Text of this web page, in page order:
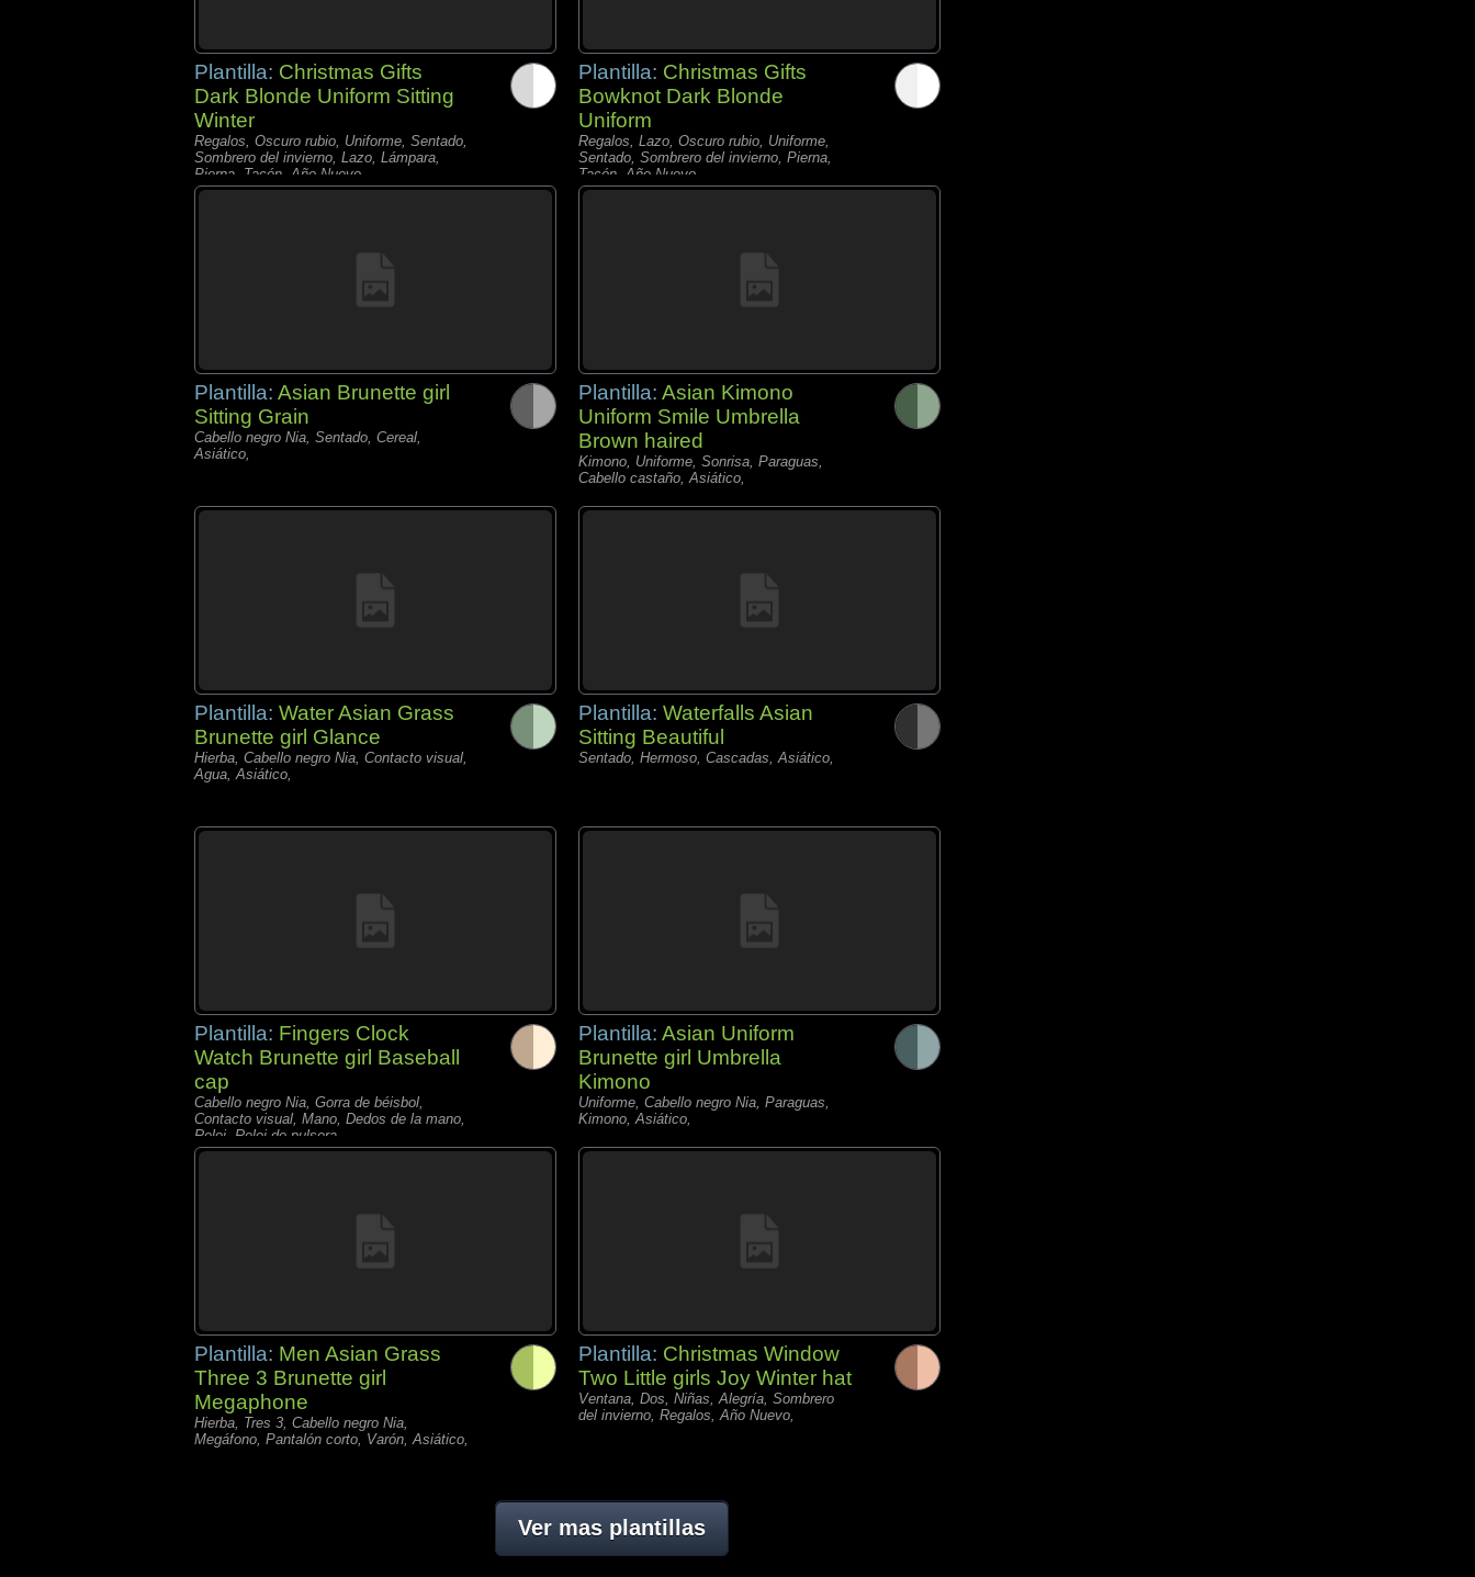
Plantilla: Christmas Gifts
Dark Blonde Uniform Sitting
Winter
Regalos, Oscuro rubio, Uniforme, Sentado,
Sombrero del invierno, Lazo, Lámpara,
Pierna, Tacón, Año Nuevo,
Plantilla: Christmas Gifts
Bowknot Dark Blonde
Uniform
Regalos, Lazo, Oscuro rubio, Uniforme,
Sentado, Sombrero del invierno, Pierna,
Tacón, Año Nuevo,
Plantilla: Asian Brunette girl
Sitting Grain
Cabello negro Nia, Sentado, Cereal,
Asiático,
Plantilla: Asian Kimono
Uniform Smile Umbrella
Brown haired
Kimono, Uniforme, Sonrisa, Paraguas,
Cabello castaño, Asiático,
Plantilla: Water Asian Grass
Brunette girl Glance
Hierba, Cabello negro Nia, Contacto visual,
Agua, Asiático,
Plantilla: Waterfalls Asian
Sitting Beautiful
Sentado, Hermoso, Cascadas, Asiático,
Plantilla: Fingers Clock
Watch Brunette girl Baseball
cap
Cabello negro Nia, Gorra de béisbol,
Contacto visual, Mano, Dedos de la mano,
Reloj, Reloj de pulsera,
Plantilla: Asian Uniform
Brunette girl Umbrella
Kimono
Uniforme, Cabello negro Nia, Paraguas,
Kimono, Asiático,
Plantilla: Men Asian Grass
Three 3 Brunette girl
Megaphone
Hierba, Tres 3, Cabello negro Nia,
Megáfono, Pantalón corto, Varón, Asiático,
Plantilla: Christmas Window
Two Little girls Joy Winter hat
Ventana, Dos, Niñas, Alegría, Sombrero
del invierno, Regalos, Año Nuevo,
Ver mas plantillas